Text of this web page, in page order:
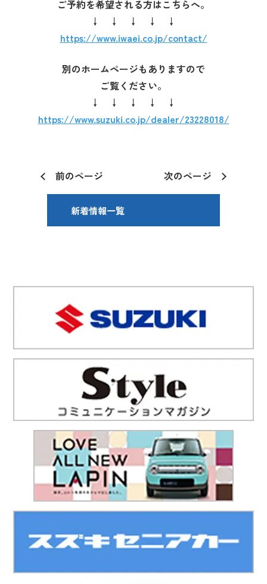
ご予約を希望される方はこちらへ。
↓ ↓ ↓ ↓ ↓
https://www.iwaei.co.jp/contact/
別のホームページもありますので
ご覧ください。
↓ ↓ ↓ ↓ ↓
https://www.suzuki.co.jp/dealer/23228018/
前のページ 次のページ
新着情報一覧